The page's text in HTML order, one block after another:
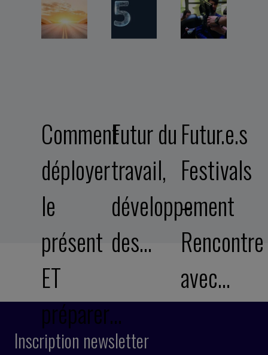
Comment
déployer
le
présent
ET
préparer…
Futur du
travail,
développement
des…
Futur.e.s
Festivals
–
Rencontre
avec…
Inscription newsletter